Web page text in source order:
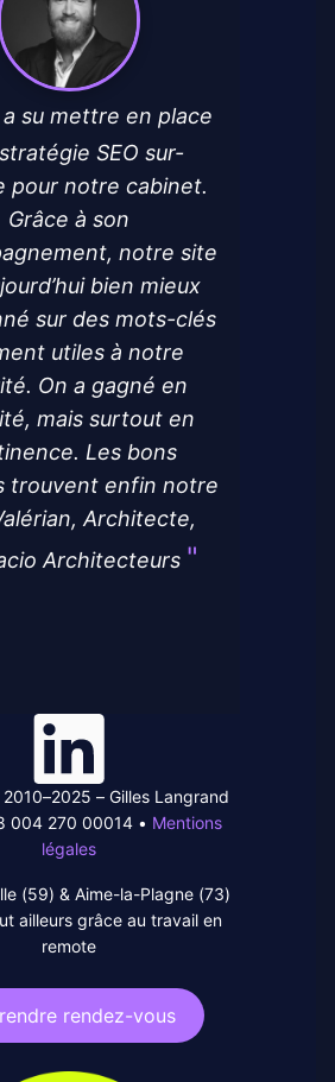
a su mettre en place
SEO sur-
pour notre cabinet.
Grâce à son
notre site
bien mieux
sur des mots-clés
utiles à notre
On a gagné en
mais surtout en
Les bons
trouvent enfin notre
Architecte,
Architecteurs
Linked-
– Gilles Langrand
004 270 00014 • Mentions
légales
(59) & Aime-la-Plagne (73)
ailleurs grâce au travail en
remote
rendez-vous